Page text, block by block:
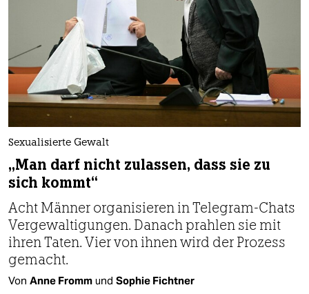
Sexualisierte Gewalt
„Man darf nicht zulassen, dass sie zu
sich kommt“
Acht Männer organisieren in Telegram-Chats
Vergewaltigungen. Danach prahlen sie mit
ihren Taten. Vier von ihnen wird der Prozess
gemacht.
Von Anne Fromm und Sophie Fichtner